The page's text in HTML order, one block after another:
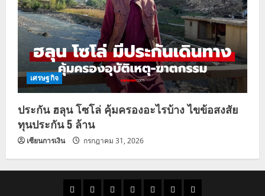
เศรษฐกิจ
ประกัน ฮลุน โซโล่ คุ้มครองอะไรบ้าง ไขข้อสงสัย
ทุนประกัน 5 ล้าน
เซียนการเงิน กรกฎาคม 31, 2026
ราคาแนว ข่าว ข่าว ดูด ที่ ผู้ชาย